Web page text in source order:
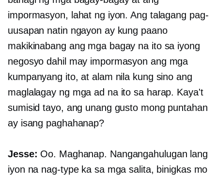
impormasyon, lahat ng iyon. Ang talagang pag-
uusapan natin ngayon ay kung paano
makikinabang ang mga bagay na ito sa iyong
negosyo dahil may impormasyon ang mga
kumpanyang ito, at alam nila kung sino ang
maglalagay ng mga ad na ito sa harap. Kaya't
sumisid tayo, ang unang gusto mong puntahan
ay isang paghahanap?
Jesse: Oo. Maghanap. Nangangahulugan lang
iyon na nag-type ka sa mga salita, binigkas mo